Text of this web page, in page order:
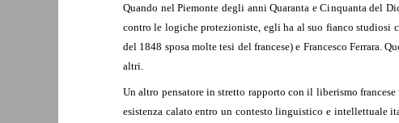
Quando nel Piemonte degli anni Quaranta e Cinquanta del
contro le logiche protezioniste, egli ha al suo fianco studiosi
del 1848 sposa molte tesi del francese) e Francesco Ferrara.
altri.
Un altro pensatore in stretto rapporto con il liberismo
esistenza calato entro un contesto linguistico e intellettuale